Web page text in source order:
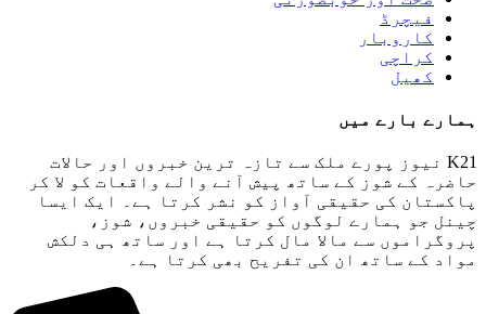
فیچرڈ
کاروبار
کراچی
کھیل
ہمارے بارے میں
K21 نیوز پورے ملک سے تازہ ترین خبروں اور حالات
حاضرہ کے شوز کے ساتھ پیش آنے والے واقعات کو لا کر
پاکستان کی حقیقی آواز کو نشر کرتا ہے۔ ایک ایسا
چینل جو ہمارے لوگوں کو حقیقی خبروں، شوز،
پروگراموں سے مالا مال کرتا ہے اور ساتھ ہی دلکش
مواد کے ساتھ ان کی تفریح ​​بھی کرتا ہے۔